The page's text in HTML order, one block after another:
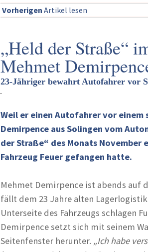
Vorherigen Artikel lesen
„Held der Straße“
Mehmet
23-Jähriger bewahrt Autofahrer vor
Weil er einen Autofahrer vor
Demirpence aus Solingen vom
der Straße“ des Monats November
Fahrzeug Feuer gefangen hatte.
Mehmet Demirpence ist abends auf
fällt dem 23 Jahre alten
Unterseite des Fahrzeugs schlagen
Demirpence setzt sich mit seinem
Seitenfenster herunter. „Ich habe